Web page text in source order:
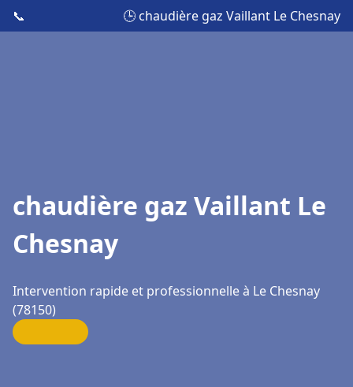
📞 🕒 chaudière gaz Vaillant Le Chesnay
chaudière gaz Vaillant Le
Chesnay
Intervention rapide et professionnelle à Le Chesnay
(78150)